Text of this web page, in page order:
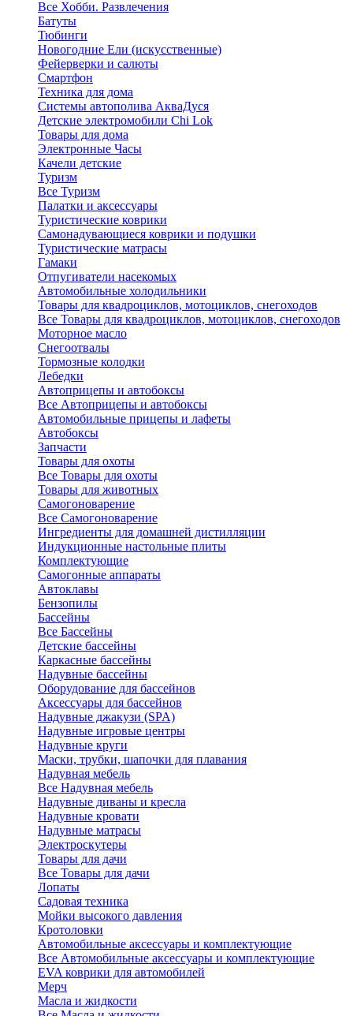
Все Хобби. Развлечения
Батуты
Тюбинги
Новогодние Ели (искусственные)
Фейерверки и салюты
Смартфон
Техника для дома
Системы автополива АкваДуся
Детские электромобили Chi Lok
Товары для дома
Электронные Часы
Качели детские
Туризм
Все Туризм
Палатки и аксессуары
Туристические коврики
Самонадувающиеся коврики и подушки
Туристические матрасы
Гамаки
Отпугиватели насекомых
Автомобильные холодильники
Товары для квадроциклов, мотоциклов, снегоходов
Все Товары для квадроциклов, мотоциклов, снегоходов
Моторное масло
Снегоотвалы
Тормозные колодки
Лебедки
Автоприцепы и автобоксы
Все Автоприцепы и автобоксы
Автомобильные прицепы и лафеты
Автобоксы
Запчасти
Товары для охоты
Все Товары для охоты
Товары для животных
Самогоноварение
Все Самогоноварение
Ингредиенты для домашней дистилляции
Индукционные настольные плиты
Комплектующие
Самогонные аппараты
Автоклавы
Бензопилы
Бассейны
Все Бассейны
Детские бассейны
Каркасные бассейны
Надувные бассейны
Оборудование для бассейнов
Аксессуары для бассейнов
Надувные джакузи (SPA)
Надувные игровые центры
Надувные круги
Маски, трубки, шапочки для плавания
Надувная мебель
Все Надувная мебель
Надувные диваны и кресла
Надувные кровати
Надувные матрасы
Электроскутеры
Товары для дачи
Все Товары для дачи
Лопаты
Садовая техника
Мойки высокого давления
Кротоловки
Автомобильные аксессуары и комплектующие
Все Автомобильные аксессуары и комплектующие
EVA коврики для автомобилей
Мерч
Масла и жидкости